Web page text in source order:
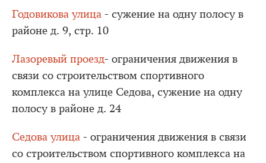
Годовикова улица - сужение на одну полосу в
районе д. 9, стр. 10
Лазоревый проезд- ограничения движения в
связи со строительством спортивного
комплекса на улице Седова, сужение на одну
полосу в районе д. 24
Седова улица - ограничения движения в связи
со строительством спортивного комплекса на